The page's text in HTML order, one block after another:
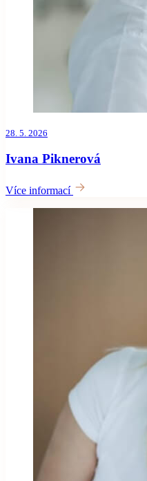
28. 5. 2026
Ivana Piknerová
Více informací